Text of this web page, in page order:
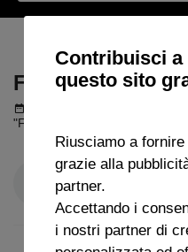
FUORI
FUORI DI JUVE
"Fuori di Juve" con Quintiliano
Contribuisci a
questo sito
Riusciamo a
grazie alla
partner.
Accettando i
i nostri partner di